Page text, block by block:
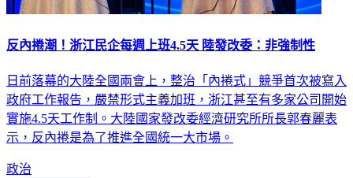
反內捲潮！浙江民企每週上班4.5天 陸發改委：非強制性
日前落幕的大陸全國兩會上，整治「內捲式」競爭首次被寫入
政府工作報告，嚴禁形式主義加班，浙江甚至有多家公司開始
實施4.5天工作制。大陸國家發改委經濟研究所所長郭春麗表
示，反內捲是為了推進全國統一大市場。
政治